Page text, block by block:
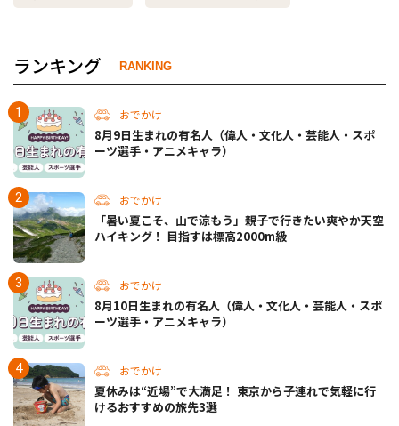
ランキング RANKING
おでかけ
8月9日生まれの有名人（偉人・文化人・芸能人・スポ
ーツ選手・アニメキャラ）
おでかけ
「暑い夏こそ、山で涼もう」親子で行きたい爽やか天空
ハイキング！ 目指すは標高2000m級
おでかけ
8月10日生まれの有名人（偉人・文化人・芸能人・スポ
ーツ選手・アニメキャラ）
おでかけ
夏休みは“近場”で大満足！ 東京から子連れで気軽に行
けるおすすめの旅先3選